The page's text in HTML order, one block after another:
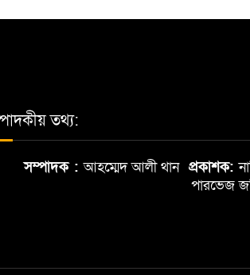
তথ্য:
সম্পাদক :আহম্মেদ আলী থান প্রকাশক:
পারভেজ